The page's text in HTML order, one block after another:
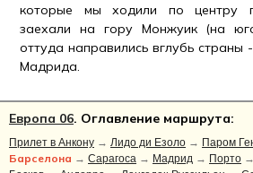
которые мы ходили по центру
заехали на гору Монжуик (на
оттуда направились вглубь страны
Мадрида.
Европа 06. Оглавление маршрута:
Прилет в Анкону → Лидо ди Езоло → Паром
Барселона → Сарагоса → Мадрид → Порто →